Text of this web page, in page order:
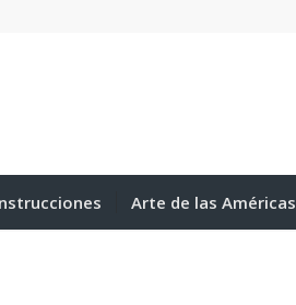
Arte de las Américas